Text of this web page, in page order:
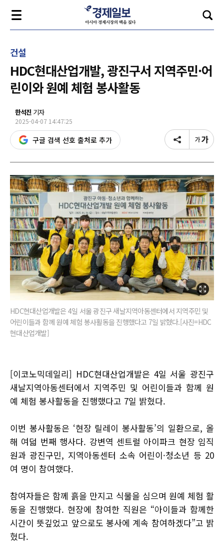
건설
HDC현대산업개발, 광진구서 지역주민·어
린이와 원예 체험 봉사활동
한석진 기자
2025-04-07 14:47:25
구글 검색 선호 출처로 추가
HDC현대산업개발은 4일 서울 광진구 새날지역아동센터에서 지역주민 및
어린이들과 함께 원예 체험 봉사활동을 진행했다고 7일 밝혔다.[사진=HDC
현대산업개발]
[이코노믹데일리] HDC현대산업개발은 4일 서울 광진구
새날지역아동센터에서 지역주민 및 어린이들과 함께 원
예 체험 봉사활동을 진행했다고 7일 밝혔다.
이번 봉사활동은 ‘현장 릴레이 봉사활동’의 일환으로, 올
해 여덟 번째 행사다. 강변역 센트럴 아이파크 현장 임직
원과 광진구민, 지역아동센터 소속 어린이·청소년 등 20
여 명이 참여했다.
참여자들은 함께 흙을 만지고 식물을 심으며 원예 체험 활
동을 진행했다. 현장에 참여한 직원은 “아이들과 함께한
시간이 뜻깊었고 앞으로도 봉사에 계속 참여하겠다”고 밝
혔다.